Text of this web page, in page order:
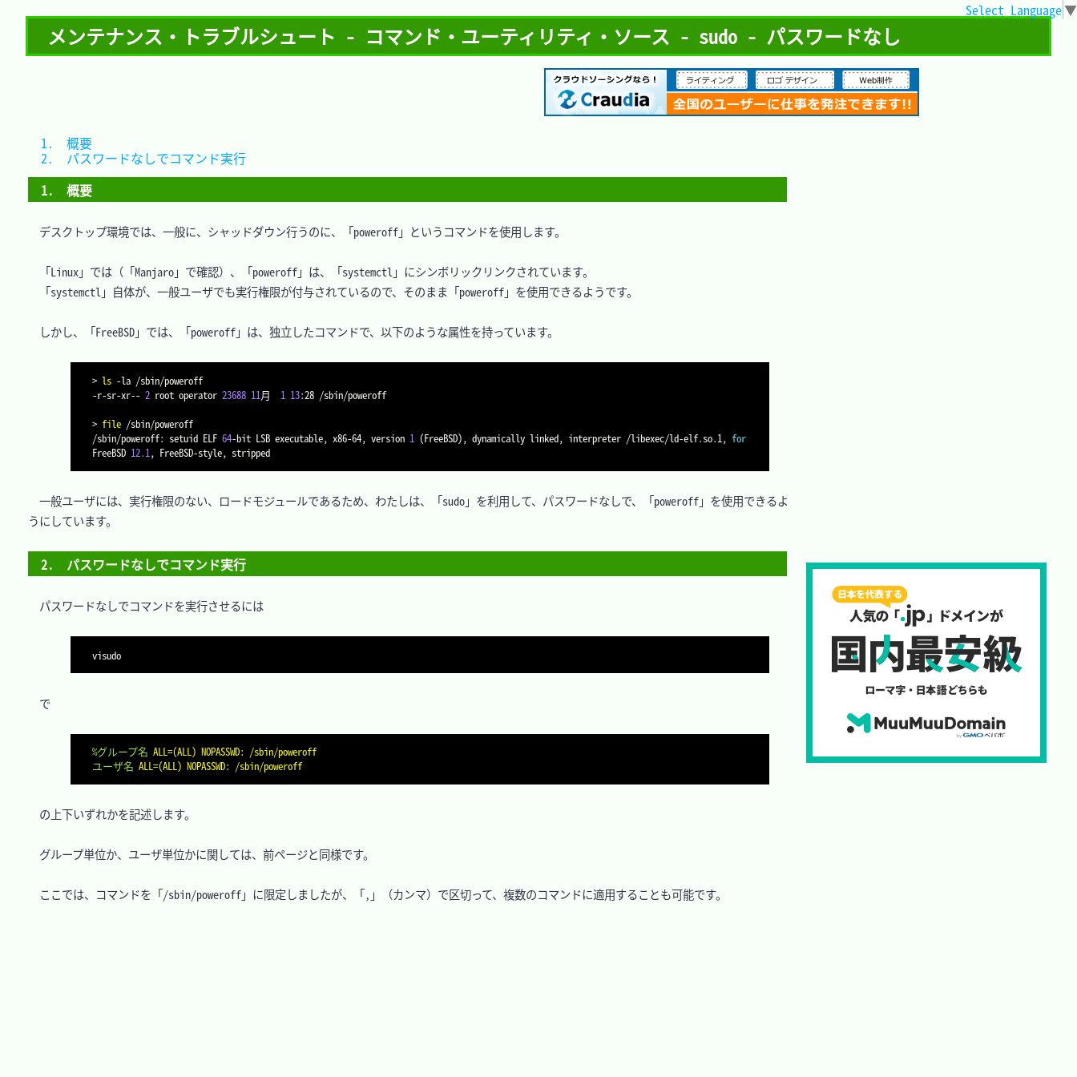
メンテナンス・トラブルシュート - コマンド・ユーティリティ・ソース - sudo - パスワードなし
Select Language▼
1.　概要
デスクトップ環境では、一般に、シャッドダウン行うのに、「poweroff」というコマンドを使用します。
「Linux」では（「Manjaro」で確認）、「poweroff」は、「systemctl」にシンボリックリンクされています。
「systemctl」自体が、一般ユーザでも実行権限が付与されているので、そのまま「poweroff」を使用できるようです。
しかし、「FreeBSD」では、「poweroff」は、独立したコマンドで、以下のような属性を持っています。
> ls -la /sbin/poweroff
-r-sr-xr-- 2 root operator 23688 11月 1 13:28 /sbin/poweroff
> file /sbin/poweroff
/sbin/poweroff: setuid ELF 64-bit LSB executable, x86-64, version 1 (FreeBSD), dynamically linked, interpreter /libexec/ld-elf.so.1, for
FreeBSD 12.1
一般ユーザには、実行権限のない、ロードモジュールであるため、わたしは、「sudo」を利用して、パスワードなしで、「poweroff」を使用できるよ
うにしています。
2.　パスワードなしでコマンド実行
パスワードなしでコマンドを実行させるには
で
%グループ名 ALL=(ALL) NOPASSWD: /sbin/poweroff
ユーザ名 ALL=(ALL) NOPASSWD: /sbin/poweroff
の上下いずれかを記述します。
グループ単位か、ユーザ単位かに関しては、前ページと同様です。
ここでは、コマンドを「/sbin/poweroff」に限定しましたが、「,」（カンマ）で区切って、複数のコマンドに適用することも可能です。